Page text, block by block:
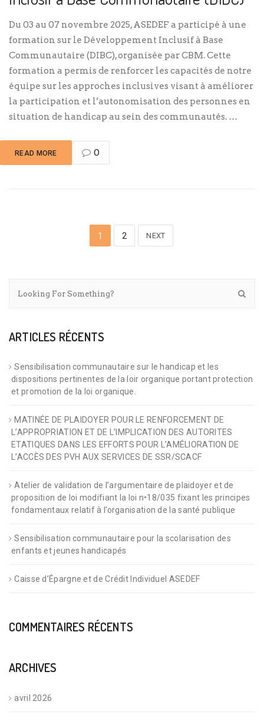
Du 03 au 07 novembre 2025, ASEDEF a participé à une
formation sur le Développement Inclusif à Base
Communautaire (DIBC), organisée par CBM. Cette
formation a permis de renforcer les capacités de notre
équipe sur les approches inclusives visant à améliorer
la participation et l’autonomisation des personnes en
situation de handicap au sein des communautés. …
READ MORE 0
1 2 NEXT
ARTICLES RÉCENTS
Sensibilisation communautaire sur le handicap et les
dispositions pertinentes de la loir organique portant protection
et promotion de la loi organique.
MATINÉE DE PLAIDOYER POUR LE RENFORCEMENT DE
L’APPROPRIATION ET DE L’IMPLICATION DES AUTORITES
ETATIQUES DANS LES EFFORTS POUR L’AMÉLIORATION DE
L’ACCÈS DES PVH AUX SERVICES DE SSR/SCACF
Atelier de validation de l’argumentaire de plaidoyer et de
proposition de loi modifiant la loi n•18/035 fixant les principes
fondamentaux relatif à l’organisation de la santé publique
Sensibilisation communautaire pour la scolarisation des
enfants et jeunes handicapés
Caisse d’Épargne et de Crédit Individuel ASEDEF
COMMENTAIRES RÉCENTS
ARCHIVES
avril 2026